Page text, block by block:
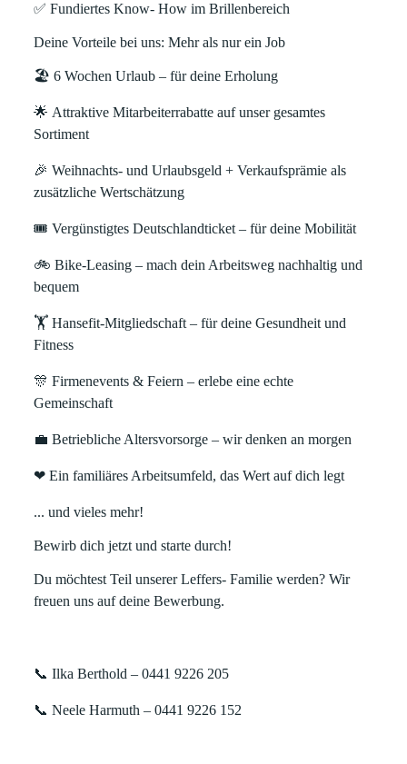
✅ Fundiertes Know- How im Brillenbereich
Deine Vorteile bei uns: Mehr als nur ein Job
🏖 6 Wochen Urlaub – für deine Erholung
🌟 Attraktive Mitarbeiterrabatte auf unser gesamtes
Sortiment
🎉 Weihnachts- und Urlaubsgeld + Verkaufsprämie als
zusätzliche Wertschätzung
🎟 Vergünstigtes Deutschlandticket – für deine Mobilität
🚲 Bike-Leasing – mach dein Arbeitsweg nachhaltig und
bequem
🏋 Hansefit-Mitgliedschaft – für deine Gesundheit und
Fitness
🎊 Firmenevents & Feiern – erlebe eine echte
Gemeinschaft
💼 Betriebliche Altersvorsorge – wir denken an morgen
❤ Ein familiäres Arbeitsumfeld, das Wert auf dich legt
... und vieles mehr!
Bewirb dich jetzt und starte durch!
Du möchtest Teil unserer Leffers- Familie werden? Wir
freuen uns auf deine Bewerbung.
📞 Ilka Berthold – 0441 9226 205
📞 Neele Harmuth – 0441 9226 152